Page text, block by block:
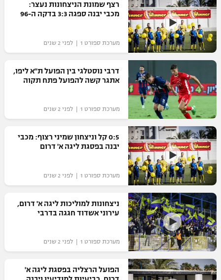
מדיניות פרטיות
תקנון פעילות ספורט 1
רשיון להקרנה פומבית לבית עסק
הצטרפות לחבילת הערוצים
לוח דרושים – ג'ובנט
תגיות
המגזין
גיימינג E-Sports
רצף שמונת הניצחונות נעצר:
מכבי יבנה ספגה 3:3 בדקה ה-96
מערכת ספורט 1 | לפני 2 שנים
דרבי נוסטלגי בין הפועל ת"א ליפו,
אתגר קשה להפועל פתח תקוה
מערכת ספורט 1 | לפני 2 שנים
0:5 קל וניצחון שמיני רצוף: מכבי
יבנה בפסגת ליגה א' דרום
מערכת ספורט 1 | לפני 2 שנים
ניצחונות למוליכות ליגה א' דרום,
עירוני אשדוד חגגה בדרבי
מערכת ספורט 1 | לפני 2 שנים
הפועל הרצליה בפסגת ליגה א'